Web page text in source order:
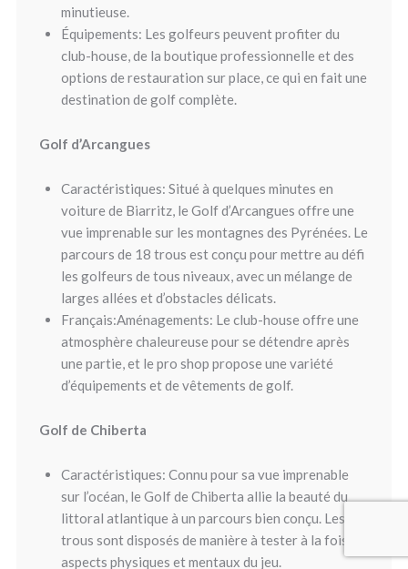
minutieuse.
Équipements: Les golfeurs peuvent profiter du
club-house, de la boutique professionnelle et des
options de restauration sur place, ce qui en fait une
destination de golf complète.
Golf d’Arcangues
Caractéristiques: Situé à quelques minutes en
voiture de Biarritz, le Golf d’Arcangues offre une
vue imprenable sur les montagnes des Pyrénées. Le
parcours de 18 trous est conçu pour mettre au défi
les golfeurs de tous niveaux, avec un mélange de
larges allées et d’obstacles délicats.
Français:Aménagements: Le club-house offre une
atmosphère chaleureuse pour se détendre après
une partie, et le pro shop propose une variété
d’équipements et de vêtements de golf.
Golf de Chiberta
Caractéristiques: Connu pour sa vue imprenable
sur l’océan, le Golf de Chiberta allie la beauté du
littoral atlantique à un parcours bien conçu. Les 18
trous sont disposés de manière à tester à la fois les
aspects physiques et mentaux du jeu.